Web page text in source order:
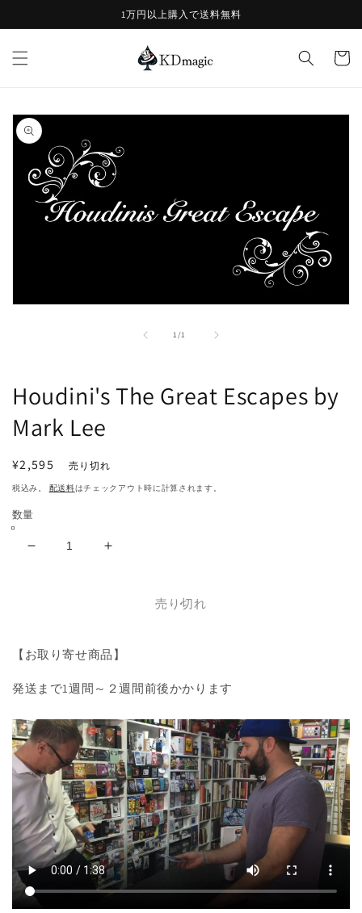
進む
1万円以上購入で送料無料
ー
商品情
報にス
キップ
デ
ア
開
く
1/
の1
Houdini's The Great Escapes by
Mark Lee
通
常
格
¥2,595 売り切れ
税込み。 配送料はチェックアウト時に計算されます。
数量
Houdini&#39;s
Lee
数
を
減
ら
す
Houdini&#39;s
Escapes
Lee
数
を
増
や
す
売り切れ
【お取り寄せ商品】
発送まで1週間～２週間前後かかります